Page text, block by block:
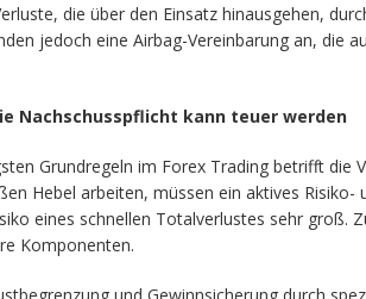
die über den Einsatz hinausgehen,
jedoch eine Airbag-Vereinbarung an, die
Nachschusspflicht kann teuer werden
Grundregeln im Forex Trading betrifft die
Hebel arbeiten, müssen ein aktives
eines schnellen Totalverlustes sehr groß.
Komponenten.